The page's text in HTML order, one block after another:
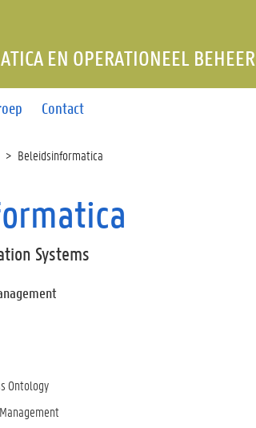
Contact
EN OPERATIONEEL BEHEER
Beleidsinformatica
Systems
Ontology